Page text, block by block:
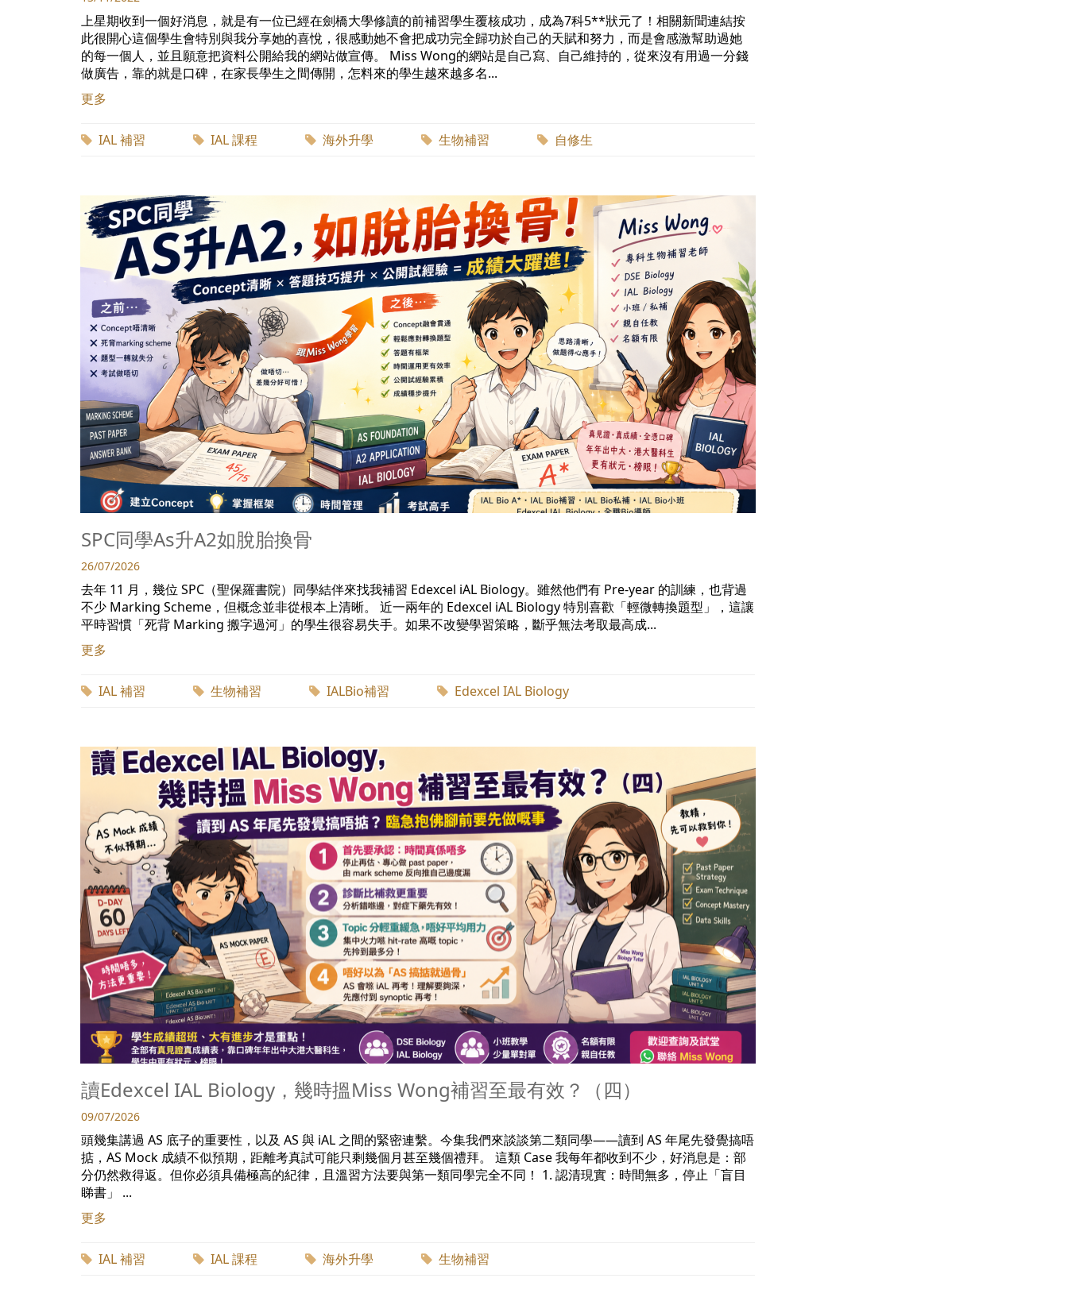
上星期收到一個好消息，就是有一位已經在劍橋大學修讀的前補習學生覆核成功，成為7科5**狀元了！相關新聞連結按
此很開心這個學生會特別與我分享她的喜悅，很感動她不會把成功完全歸功於自己的天賦和努力，而是會感激幫助過她
的每一個人，並且願意把資料公開給我的網站做宣傳。 Miss Wong的網站是自己寫、自己維持的，從來沒有用過一分錢
做廣告，靠的就是口碑，在家長學生之間傳開，怎料來的學生越來越多名...
更多
IAL 補習 IAL 課程 海外升學 生物補習 自修生
SPC同學As升A2如脫胎換骨
26/07/2026
去年 11 月，幾位 SPC（聖保羅書院）同學結伴來找我補習 Edexcel iAL Biology。雖然他們有 Pre-year 的訓練，也背過
不少 Marking Scheme，但概念並非從根本上清晰。 近一兩年的 Edexcel iAL Biology 特別喜歡「輕微轉換題型」，這讓
平時習慣「死背 Marking 搬字過河」的學生很容易失手。如果不改變學習策略，斷乎無法考取最高成...
更多
IAL 補習 生物補習 IALBio補習 Edexcel IAL Biology
讀Edexcel IAL Biology，幾時搵Miss Wong補習至最有效？（四）
09/07/2026
頭幾集講過 AS 底子的重要性，以及 AS 與 iAL 之間的緊密連繫。今集我們來談談第二類同學——讀到 AS 年尾先發覺搞唔
掂，AS Mock 成績不似預期，距離考真試可能只剩幾個月甚至幾個禮拜。 這類 Case 我每年都收到不少，好消息是：部
分仍然救得返。但你必須具備極高的紀律，且溫習方法要與第一類同學完全不同！ 1. 認清現實：時間無多，停止「盲目
睇書」 ...
更多
IAL 補習 IAL 課程 海外升學 生物補習